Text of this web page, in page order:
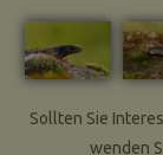
Sollten Sie
wenden